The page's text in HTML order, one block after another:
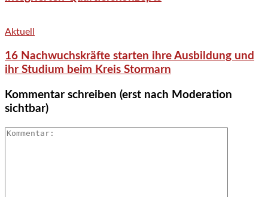
Aktuell
16 Nachwuchskräfte starten ihre Ausbildung und
ihr Studium beim Kreis Stormarn
Kommentar schreiben (erst nach Moderation
sichtbar)